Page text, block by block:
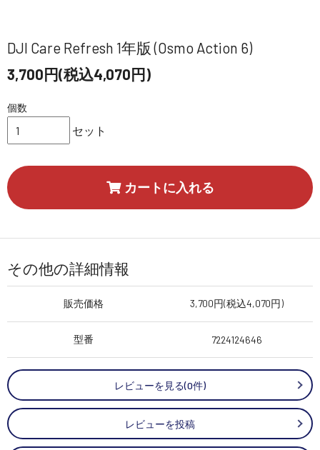
DJI Care Refresh 1年版 (Osmo Action 6)
3,700円(税込4,070円)
個数
セット
カートに入れる
その他の詳細情報
販売価格 3,700円(税込4,070円)
型番 7224124646
レビューを見る(0件)
レビューを投稿